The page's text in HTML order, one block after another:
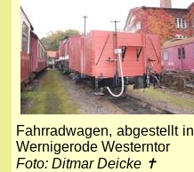
Fahrradwagen, abgestellt in
Wernigerode Westerntor
Foto: Ditmar Deicke ✝